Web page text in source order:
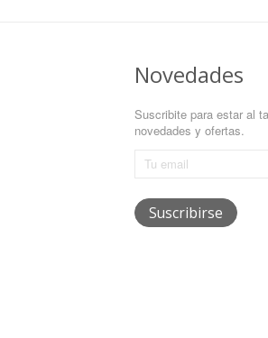
Novedades
Suscribite para estar al
novedades y ofertas.